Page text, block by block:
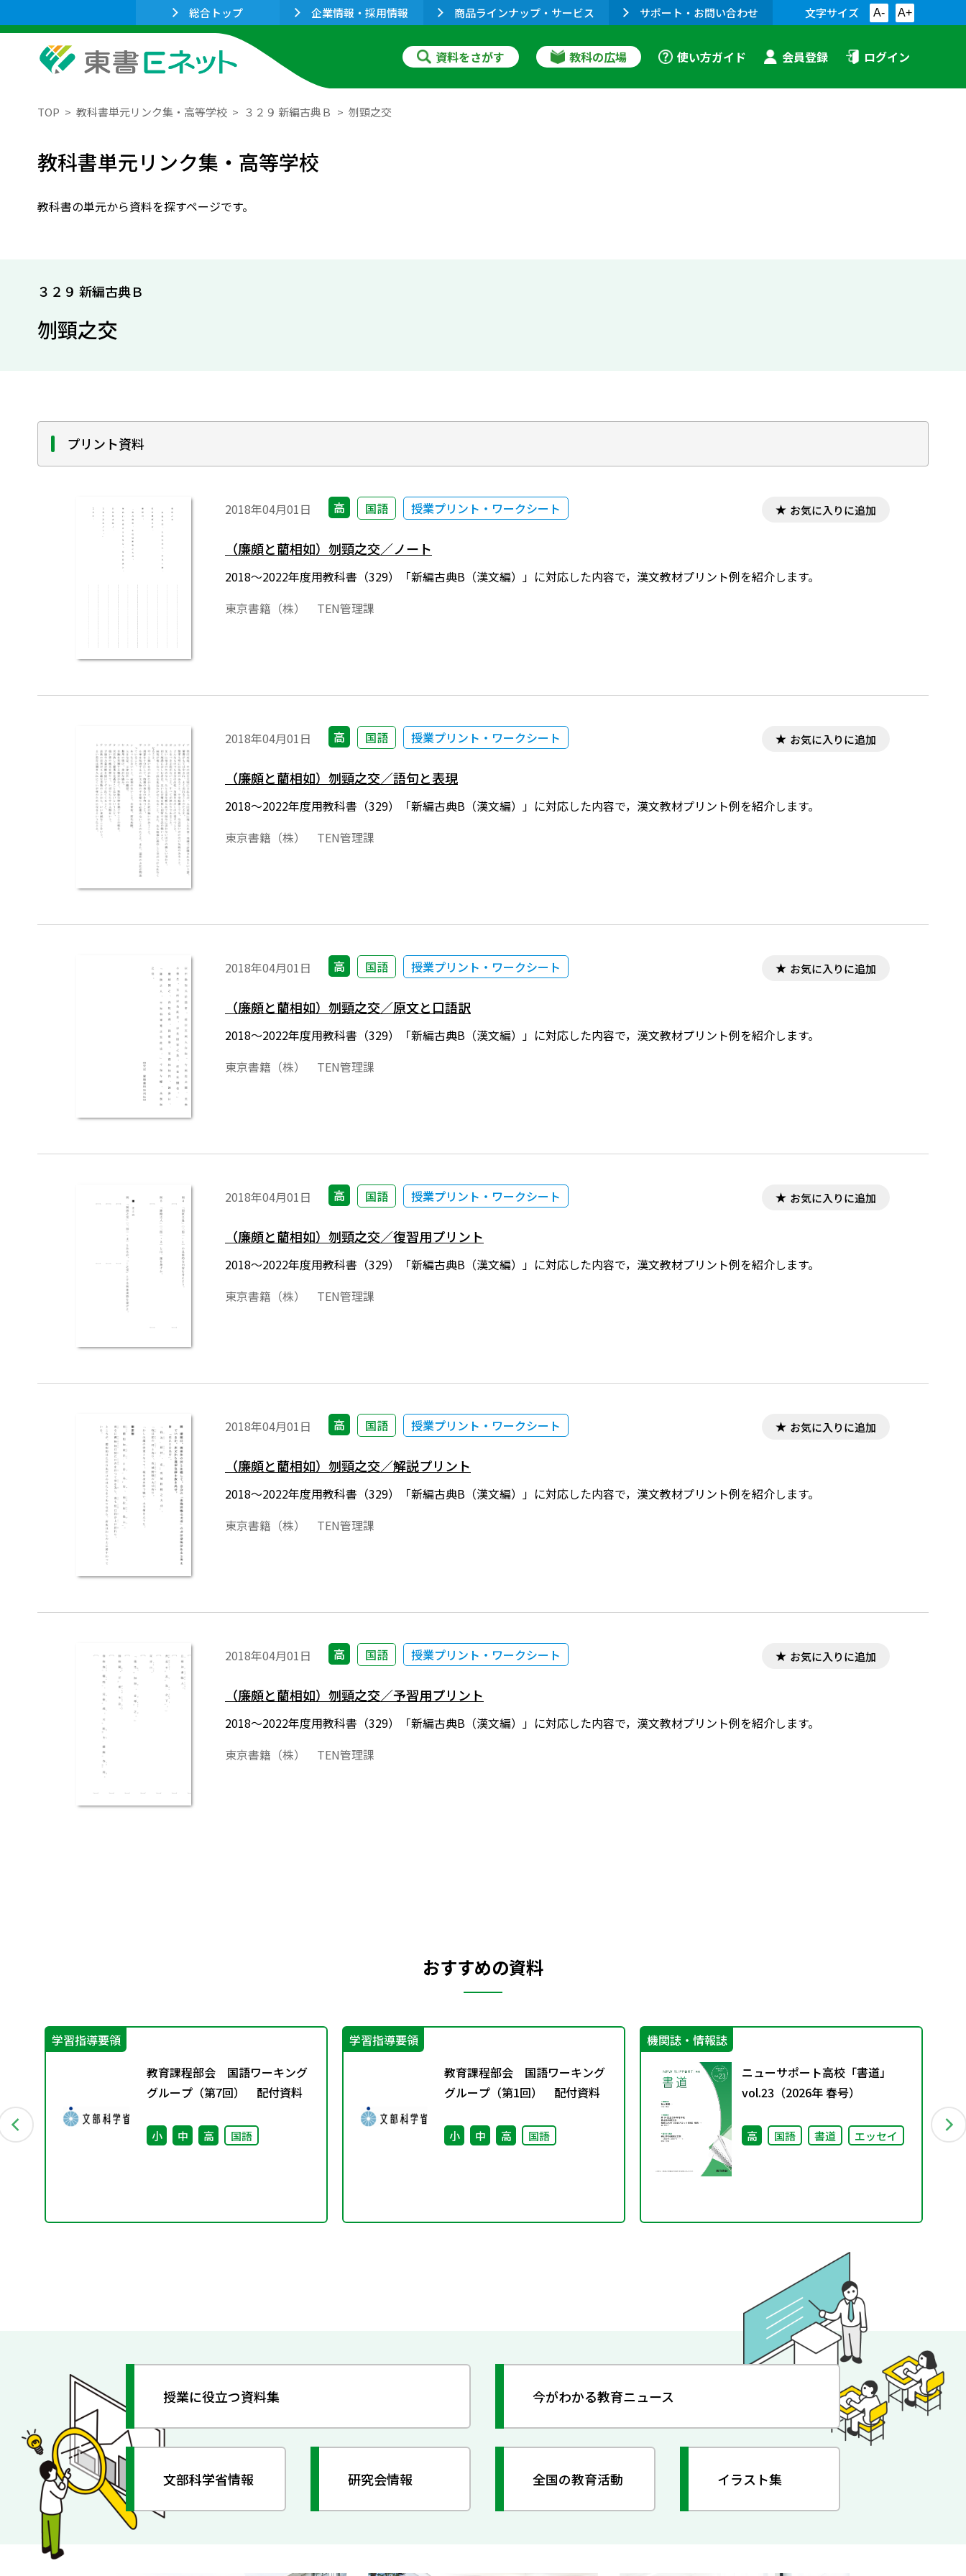
総合トップ 企業情報・採用情報 商品ラインナップ・サービス サポート・お問い合わせ 文字サイズ A- A+
資料をさがす 教科の広場 使い方ガイド 会員登録 ログイン
TOP 教科書単元リンク集・高等学校 ３２９ 新編古典Ｂ 刎頸之交
教科書単元リンク集・高等学校
教科書の単元から資料を探すページです。
３２９ 新編古典Ｂ
刎頸之交
プリント資料
2018年04月01日 高 国語 授業プリント・ワークシート お気に入りに追加
（廉頗と藺相如）刎頸之交／ノート
2018～2022年度用教科書（329）「新編古典B（漢文編）」に対応した内容で，漢文教材プリント例を紹介します。
東京書籍（株） TEN管理課
2018年04月01日 高 国語 授業プリント・ワークシート お気に入りに追加
（廉頗と藺相如）刎頸之交／語句と表現
2018～2022年度用教科書（329）「新編古典B（漢文編）」に対応した内容で，漢文教材プリント例を紹介します。
東京書籍（株） TEN管理課
2018年04月01日 高 国語 授業プリント・ワークシート お気に入りに追加
（廉頗と藺相如）刎頸之交／原文と口語訳
2018～2022年度用教科書（329）「新編古典B（漢文編）」に対応した内容で，漢文教材プリント例を紹介します。
東京書籍（株） TEN管理課
2018年04月01日 高 国語 授業プリント・ワークシート お気に入りに追加
（廉頗と藺相如）刎頸之交／復習用プリント
2018～2022年度用教科書（329）「新編古典B（漢文編）」に対応した内容で，漢文教材プリント例を紹介します。
東京書籍（株） TEN管理課
2018年04月01日 高 国語 授業プリント・ワークシート お気に入りに追加
（廉頗と藺相如）刎頸之交／解説プリント
2018～2022年度用教科書（329）「新編古典B（漢文編）」に対応した内容で，漢文教材プリント例を紹介します。
東京書籍（株） TEN管理課
2018年04月01日 高 国語 授業プリント・ワークシート お気に入りに追加
（廉頗と藺相如）刎頸之交／予習用プリント
2018～2022年度用教科書（329）「新編古典B（漢文編）」に対応した内容で，漢文教材プリント例を紹介します。
東京書籍（株） TEN管理課
おすすめの資料
学習指導要領
教育課程部会 国語ワーキング
グループ（第7回） 配付資料
小 中 高 国語
学習指導要領
教育課程部会 国語ワーキング
グループ（第1回） 配付資料
小 中 高 国語
機関誌・情報誌
ニューサポート高校「書道」
vol.23（2026年 春号）
高 国語 書道 エッセイ
授業に役立つ資料集 今がわかる教育ニュース
文部科学省情報 研究会情報 全国の教育活動 イラスト集